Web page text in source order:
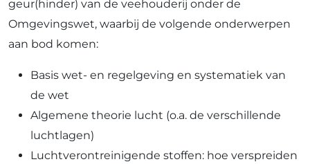
geur(hinder) van de veehouderij onder de
Omgevingswet, waarbij de volgende onderwerpen
aan bod komen:
Basis wet- en regelgeving en systematiek van
de wet
Algemene theorie lucht (o.a. de verschillende
luchtlagen)
Luchtverontreinigende stoffen: hoe verspreiden